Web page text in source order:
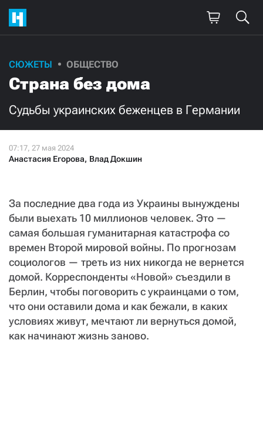
СЮЖЕТЫ ОБЩЕСТВО
Страна без дома
Судьбы украинских беженцев в Германии
Анастасия Егорова, Влад Докшин
За последние два года из Украины вынуждены
были выехать 10 миллионов человек. Это —
самая большая гуманитарная катастрофа со
времен Второй мировой войны. По прогнозам
социологов — треть из них никогда не вернется
домой. Корреспонденты «Новой» съездили в
Берлин, чтобы поговорить с украинцами о том,
что они оставили дома и как бежали, в каких
условиях живут, мечтают ли вернуться домой,
как начинают жизнь заново.